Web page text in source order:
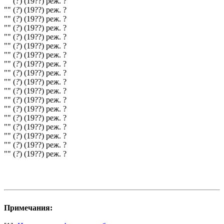
"" (?) (19??) реж. ?
"" (?) (19??) реж. ?
"" (?) (19??) реж. ?
"" (?) (19??) реж. ?
"" (?) (19??) реж. ?
"" (?) (19??) реж. ?
"" (?) (19??) реж. ?
"" (?) (19??) реж. ?
"" (?) (19??) реж. ?
"" (?) (19??) реж. ?
"" (?) (19??) реж. ?
"" (?) (19??) реж. ?
"" (?) (19??) реж. ?
"" (?) (19??) реж. ?
"" (?) (19??) реж. ?
"" (?) (19??) реж. ?
"" (?) (19??) реж. ?
Примечания: